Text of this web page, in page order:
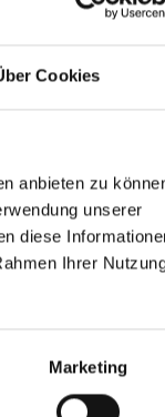
Cookies
anbieten zu
unserer
diese
Ihrer
Marketing
Sie möchten Ihre
dabei Zeit und
Sie gerne und
uns jetzt Ihre
weiter